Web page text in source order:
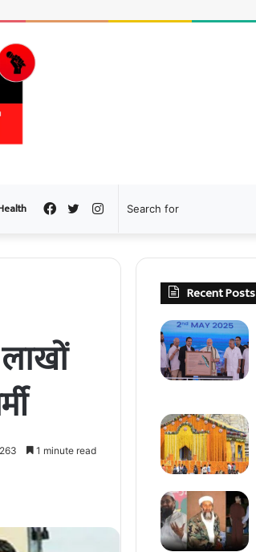
Instagram
Twitter
Facebook
263 1 minute read
Recent Posts